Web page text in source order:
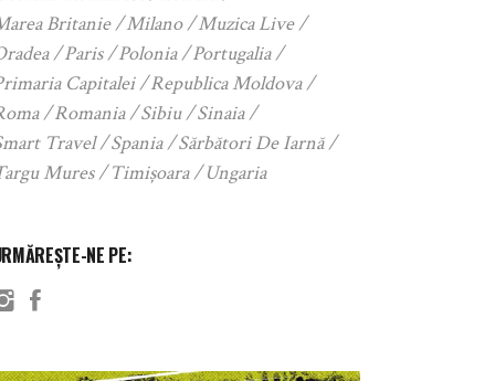
Britanie
Milano
Muzica Live
Paris Polonia
Portugalia
Capitalei
Republica Moldova
Romania Sibiu
Sinaia
Travel
Spania
Sărbători De Iarnă
Mures
Timișoara Ungaria
NE PE: